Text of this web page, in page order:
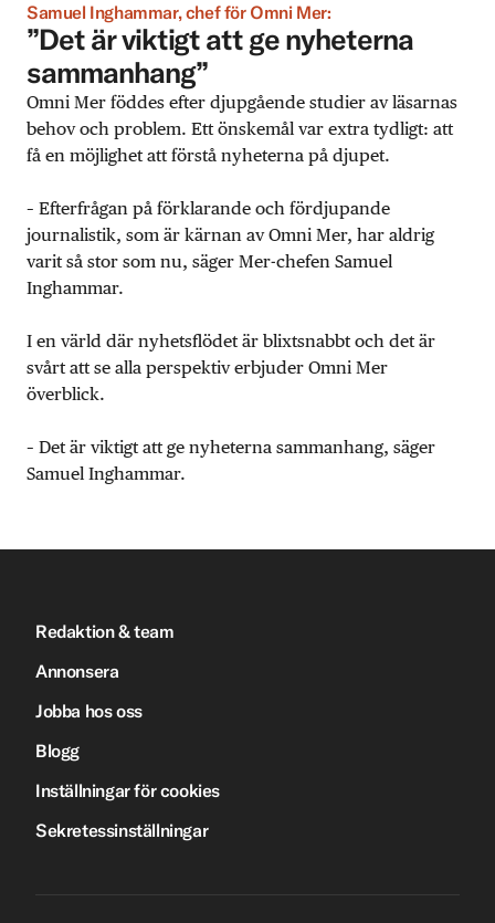
Samuel Inghammar, chef för Omni Mer:
”Det är viktigt att ge nyheterna
sammanhang”
Omni Mer föddes efter djupgående studier av läsarnas
behov och problem. Ett önskemål var extra tydligt: att
få en möjlighet att förstå nyheterna på djupet.
– Efterfrågan på förklarande och fördjupande
journalistik, som är kärnan av Omni Mer, har aldrig
varit så stor som nu, säger Mer-chefen Samuel
Inghammar.
I en värld där nyhetsflödet är blixtsnabbt och det är
svårt att se alla perspektiv erbjuder Omni Mer
överblick.
– Det är viktigt att ge nyheterna sammanhang, säger
Samuel Inghammar.
Redaktion & team
Annonsera
Jobba hos oss
Blogg
Inställningar för cookies
Sekretessinställningar